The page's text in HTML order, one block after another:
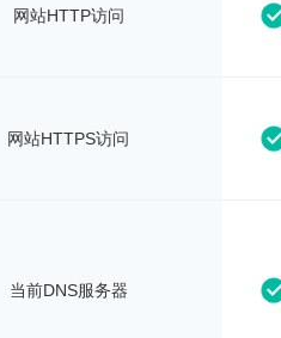
网站HTTP访问
网站HTTPS访问
当前DNS服务器